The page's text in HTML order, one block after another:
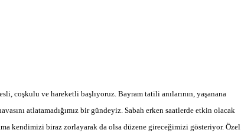
coşkulu ve hareketli başlıyoruz. Bayram tatili anılarının, yaşanana
atlatamadığımız bir gündeyiz. Sabah erken saatlerde etkin olacak
kendimizi biraz zorlayarak da olsa düzene gireceğimizi gösteriyor. Özel